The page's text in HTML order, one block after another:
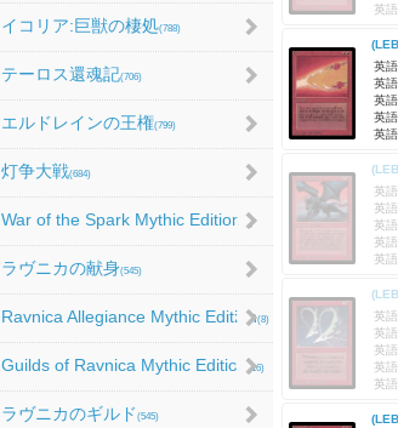
イコリア:巨獣の棲処(788)
テーロス還魂記(706)
エルドレインの王権(799)
灯争大戦(684)
War of the Spark Mythic Edition (9)
ラヴニカの献身(545)
Ravnica Allegiance Mythic Edition(8)
Guilds of Ravnica Mythic Edition(16)
ラヴニカのギルド (545)
英
英
英
英
英
英
英
英
英
英
英
英
英
英
英
英